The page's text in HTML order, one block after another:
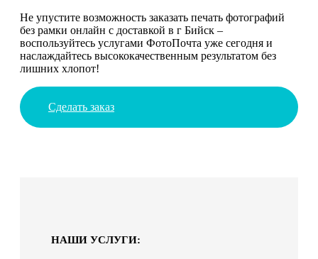
Не упустите возможность заказать печать фотографий
без рамки онлайн с доставкой в г Бийск –
воспользуйтесь услугами ФотоПочта уже сегодня и
наслаждайтесь высококачественным результатом без
лишних хлопот!
Сделать заказ
НАШИ УСЛУГИ: